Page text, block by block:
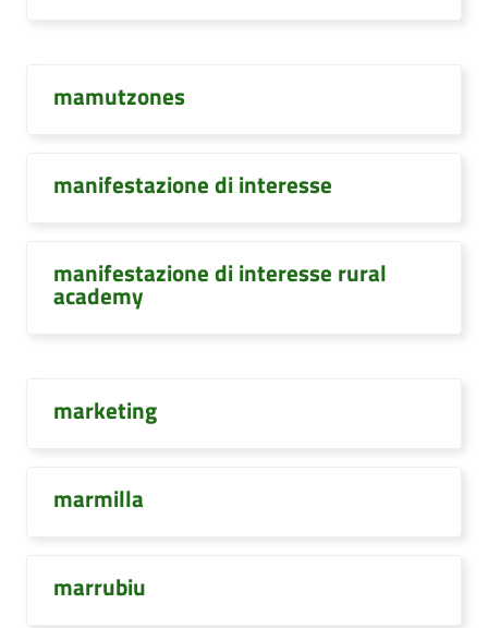
mamutzones
manifestazione di interesse
manifestazione di interesse rural
academy
marketing
marmilla
marrubiu